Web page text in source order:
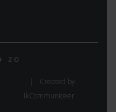
Created by
IkCommuniceer